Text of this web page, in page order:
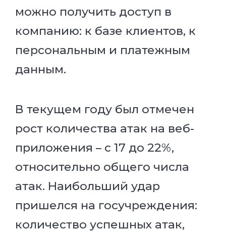
можно получить доступ в
компанию: к базе клиентов, к
персональным и платежным
данным.
В текущем году был отмечен
рост количества атак на веб-
приложения – с 17 до 22%,
относительно общего числа
атак. Наибольший удар
пришелся на госучреждения:
количество успешных атак,